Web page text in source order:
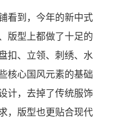
到，今年的新中式
版型上都做了十足的
扣、立领、刺绣、水
核心国风元素的基础
计，去掉了传统服饰
，版型也更贴合现代